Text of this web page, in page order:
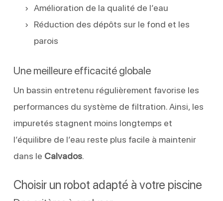
Amélioration de la qualité de l’eau
Réduction des dépôts sur le fond et les
parois
Une meilleure efficacité globale
Un bassin entretenu régulièrement favorise les
performances du système de filtration. Ainsi, les
impuretés stagnent moins longtemps et
l’équilibre de l’eau reste plus facile à maintenir
dans le Calvados.
Choisir un robot adapté à votre piscine